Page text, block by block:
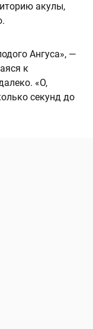
акулы,
Ангуса», —
к
«О,
секунд до